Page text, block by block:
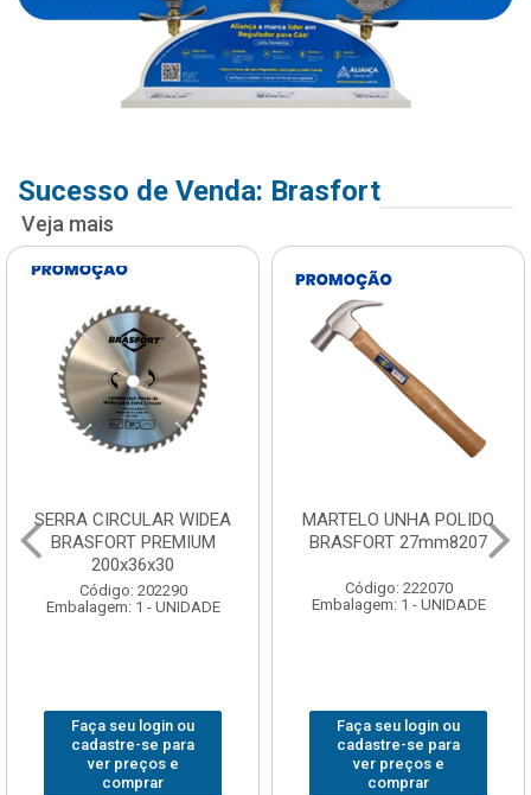
Sucesso de Venda: Brasfort
Veja mais
SERRA CIRCULAR WIDEA
BRASFORT PREMIUM
200x36x30
Código: 202290
Embalagem: 1 - UNIDADE
Faça seu login ou
cadastre-se para
ver preços e
comprar
MARTELO UNHA POLIDO
BRASFORT 27mm8207
Código: 222070
Embalagem: 1 - UNIDADE
Faça seu login ou
cadastre-se para
ver preços e
comprar